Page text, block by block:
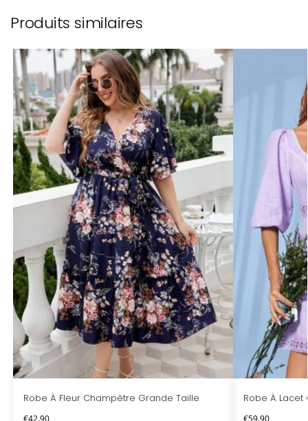
Produits similaires
Robe À Fleur Champêtre Grande Taille Robe À